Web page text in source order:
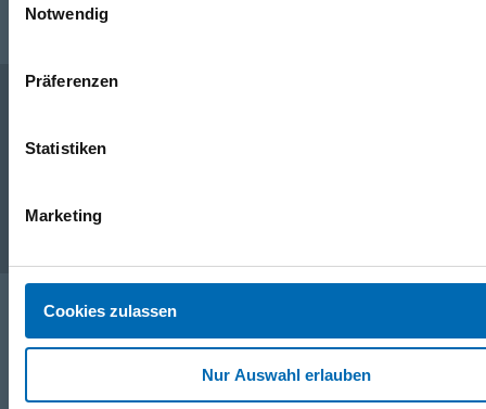
Notwendig
Präferenzen
Statistiken
Marketing
Cookies zulassen
Nur Auswahl erlauben
Folgen Sie uns
Facebook